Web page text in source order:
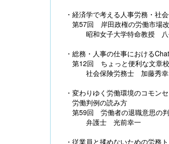
・経済学で考える人事労務・社
第57回 岸田政権の労働市場
昭和女子大学特命教授 八
・総務・人事の仕事における
第12回 ちょっと便利な文章校
社会保険労務士 加藤秀幸
・変わりゆく労働環境のコモン
労働判例の読み方
第59回 労働者の退職意思の
弁護士 光前幸一
・従業員と揉めないための労務